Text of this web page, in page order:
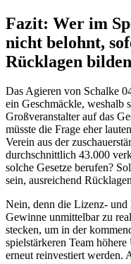
Fazit: Wer im
nicht belohnt,
Rücklagen
Das Agieren von Schalke
ein Geschmäckle, weshalb
Großveranstalter auf das
müsste die Frage eher
Verein aus der
durchschnittlich 43.000
solche Gesetze berufen?
sein, ausreichend
Nein, denn die Lizenz- und
Gewinne unmittelbar zu
stecken, um in der
spielstärkeren Team
erneut reinvestiert werden.